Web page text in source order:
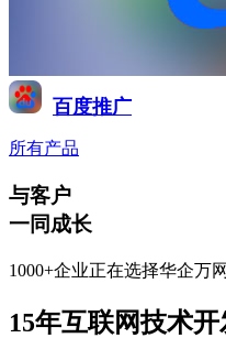
百度推广
所有产品
与客户
一同成长
1000+企业正在选择华企万网
15年互联网技术